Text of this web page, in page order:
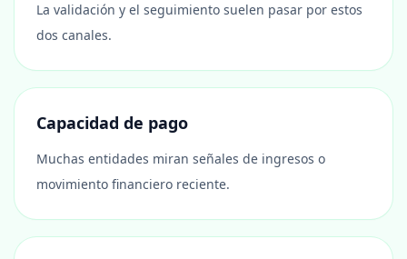
La validación y el seguimiento suelen pasar por estos
dos canales.
Capacidad de pago
Muchas entidades miran señales de ingresos o
movimiento financiero reciente.